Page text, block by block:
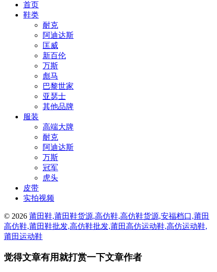
首页
鞋类
耐克
阿迪达斯
匡威
新百伦
万斯
彪马
巴黎世家
亚瑟士
其他品牌
服装
高端大牌
耐克
阿迪达斯
万斯
冠军
虎头
皮带
实拍视频
© 2026 莆田鞋,莆田鞋货源,高仿鞋,高仿鞋货源,安福档口,莆田
高仿鞋,莆田鞋批发,高仿鞋批发,莆田高仿运动鞋,高仿运动鞋,
莆田运动鞋
觉得文章有用就打赏一下文章作者